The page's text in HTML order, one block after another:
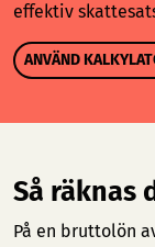
effektiv
ANVÄND
Så räknas
På en bruttolön